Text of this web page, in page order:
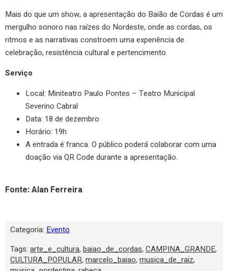
Mais do que um show, a apresentação do Baião de Cordas é um
mergulho sonoro nas raízes do Nordeste, onde as cordas, os
ritmos e as narrativas constroem uma experiência de
celebração, resistência cultural e pertencimento.
Serviço
Local: Miniteatro Paulo Pontes – Teatro Municipal
Severino Cabral
Data: 18 de dezembro
Horário: 19h
A entrada é franca. O público poderá colaborar com uma
doação via QR Code durante a apresentação.
Fonte: Alan Ferreira
Categoria: Evento
Tags: arte_e_cultura, baiao_de_cordas, CAMPINA_GRANDE,
CULTURA_POPULAR, marcelo_baiao, musica_de_raiz,